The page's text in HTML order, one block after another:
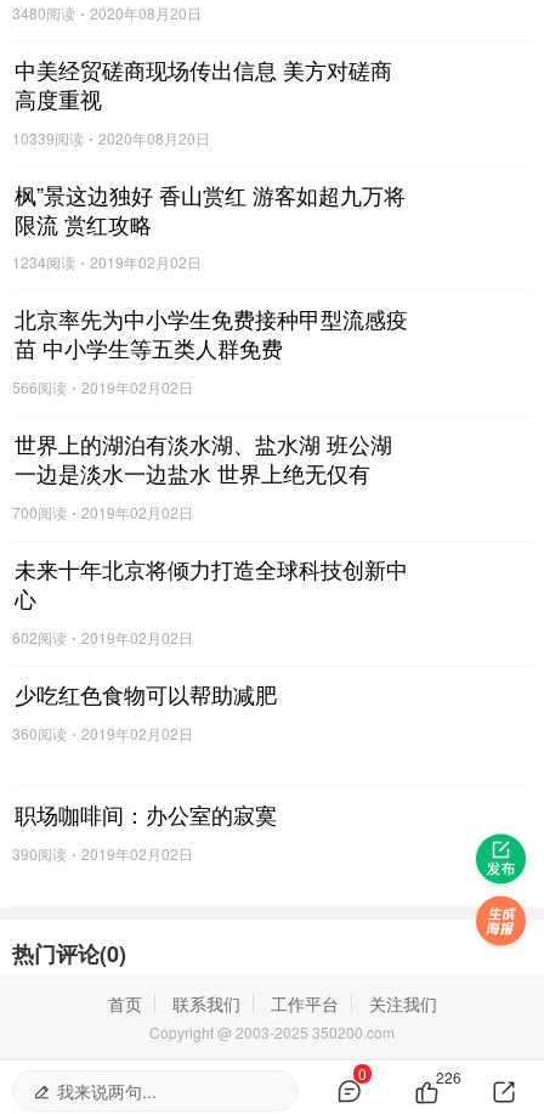
3480阅读 2020年08月20日
中美经贸磋商现场传出信息 美方对磋商
高度重视
10339阅读 2020年08月20日
枫”景这边独好 香山赏红 游客如超九万将
限流 赏红攻略
1234阅读 2019年02月02日
北京率先为中小学生免费接种甲型流感疫
苗 中小学生等五类人群免费
566阅读 2019年02月02日
世界上的湖泊有淡水湖、盐水湖 班公湖
一边是淡水一边盐水 世界上绝无仅有
700阅读 2019年02月02日
未来十年北京将倾力打造全球科技创新中
心
602阅读 2019年02月02日
少吃红色食物可以帮助减肥
360阅读 2019年02月02日
职场咖啡间：办公室的寂寞
390阅读 2019年02月02日
热门评论(0)
首页 联系我们 工作平台 关注我们
Copyright @ 2003-2025 350200.com
我来说两句...
0 226